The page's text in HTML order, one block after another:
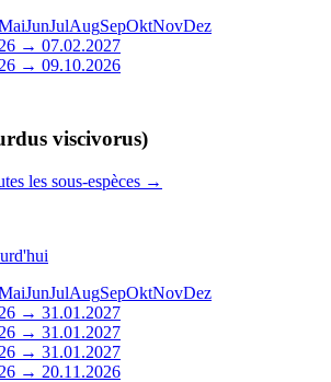
JunJulAugSepOktNovDez
→ 07.02.2027
→ 09.10.2026
viscivorus)
les sous-espèces →
JunJulAugSepOktNovDez
→ 31.01.2027
→ 31.01.2027
→ 31.01.2027
→ 20.11.2026